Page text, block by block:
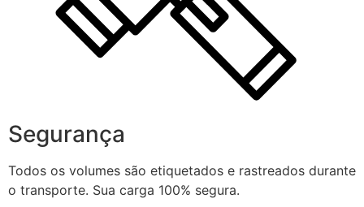
Segurança
Todos os volumes são etiquetados e rastreados durante
o transporte. Sua carga 100% segura.